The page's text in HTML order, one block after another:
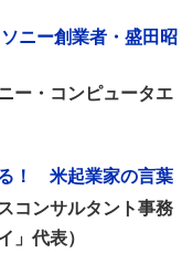
ニー創業者・盛田昭
ー・コンピュータエ
！ 米起業家の言葉
コンサルタント事務
」代表）